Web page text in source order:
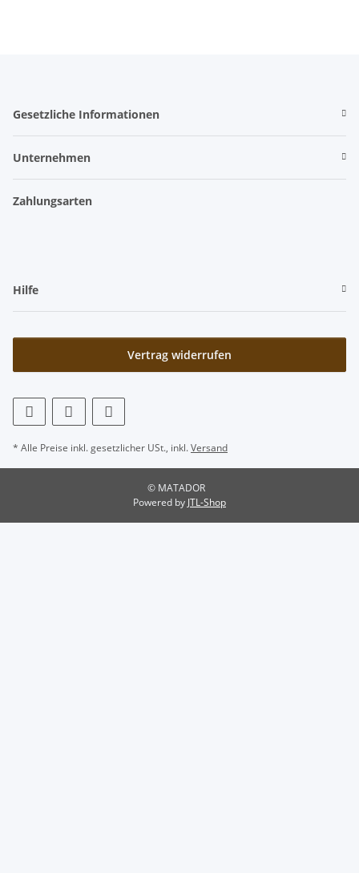
Gesetzliche Informationen
Unternehmen
Zahlungsarten
Hilfe
Vertrag widerrufen
* Alle Preise inkl. gesetzlicher USt., inkl.Versand
© MATADOR
Powered by JTL-Shop